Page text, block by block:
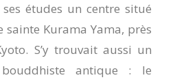
études un centre situé
sainte Kurama Yama, près
S’y trouvait aussi un
antique : le